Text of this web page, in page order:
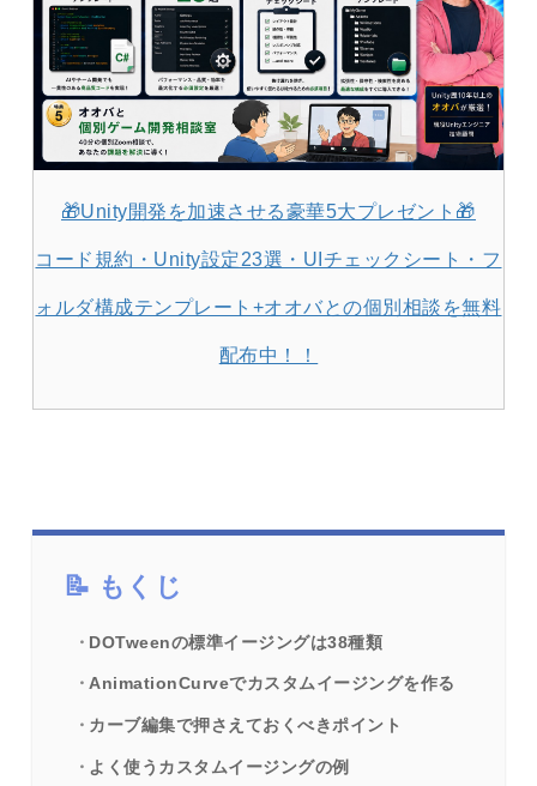
🎁Unity開発を加速させる豪華5大プレゼント🎁
コード規約・Unity設定23選・UIチェックシート・フ
ォルダ構成テンプレート+オオバとの個別相談を無料
配布中！！
もくじ
DOTweenの標準イージングは38種類
AnimationCurveでカスタムイージングを作る
カーブ編集で押さえておくべきポイント
よく使うカスタムイージングの例